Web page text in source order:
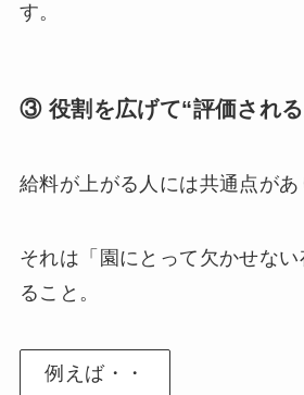
す。
③ 役割を広げて“評価され
給料が上がる人には共通点があ
それは「園にとって欠かせな
ること。
例えば・・